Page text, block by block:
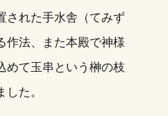
された手水舎（てみず
作法、また本殿で神様
めて玉串という榊の枝
た。